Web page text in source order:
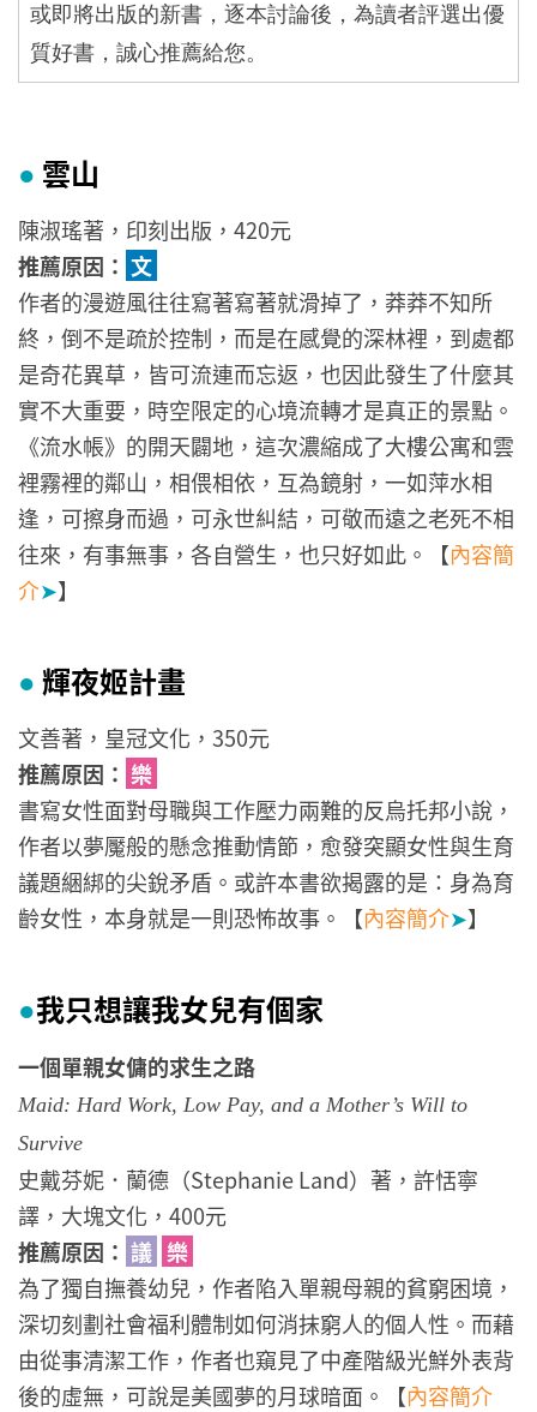
或即將出版的新書，逐本討論後，為讀者評選出優
質好書，誠心推薦給您。
● 雲山
陳淑瑤著，印刻出版，420元
推薦原因： 文
作者的漫遊風往往寫著寫著就滑掉了，莽莽不知所
終，倒不是疏於控制，而是在感覺的深林裡，到處都
是奇花異草，皆可流連而忘返，也因此發生了什麼其
實不大重要，時空限定的心境流轉才是真正的景點。
《流水帳》的開天闢地，這次濃縮成了大樓公寓和雲
裡霧裡的鄰山，相偎相依，互為鏡射，一如萍水相
逢，可擦身而過，可永世糾結，可敬而遠之老死不相
往來，有事無事，各自營生，也只好如此。【內容簡
介➤】
● 輝夜姬計畫
文善著，皇冠文化，350元
推薦原因： 樂
書寫女性面對母職與工作壓力兩難的反烏托邦小說，
作者以夢魘般的懸念推動情節，愈發突顯女性與生育
議題綑綁的尖銳矛盾。或許本書欲揭露的是：身為育
齡女性，本身就是一則恐怖故事。【內容簡介➤】
●我只想讓我女兒有個家
一個單親女傭的求生之路
Maid: Hard Work, Low Pay, and a Mother’s Will to
Survive
史戴芬妮．蘭德（Stephanie Land）著，許恬寧
譯，大塊文化，400元
推薦原因： 議 樂
為了獨自撫養幼兒，作者陷入單親母親的貧窮困境，
深切刻劃社會福利體制如何消抹窮人的個人性。而藉
由從事清潔工作，作者也窺見了中產階級光鮮外表背
後的虛無，可說是美國夢的月球暗面。【內容簡介